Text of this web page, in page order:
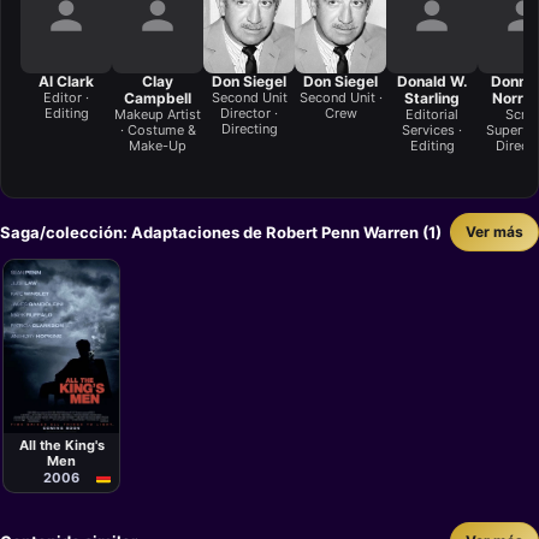
Al Clark
Editor ·
Editing
Clay
Campbell
Makeup Artist
· Costume &
Make-Up
Don Siegel
Second Unit
Director ·
Directing
Don Siegel
Second Unit ·
Crew
Donald W.
Starling
Editorial
Services ·
Editing
Donna
Saga/colección: Adaptaciones de Robert Penn Warren (1) Ver más
Película
Steven
All the King's
Men
2006